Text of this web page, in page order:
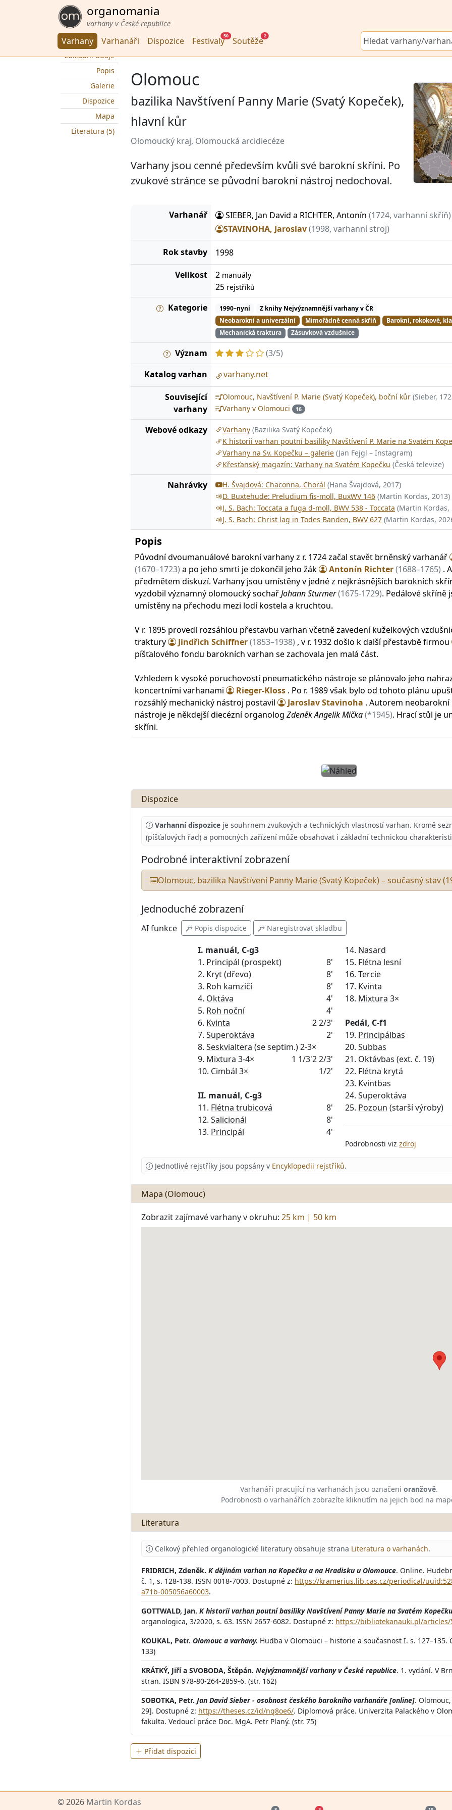
organomania
varhany v České republice
Varhany Varhanáři Dispozice Festivaly50 Soutěže2
Základní údaje
Popis
Galerie
Dispozice
Mapa
Literatura (5)
Olomouc
bazilika Navštívení Panny Marie (Svatý Kopeček),
hlavní kůr
Olomoucký kraj, Olomoucká arcidiecéze
Varhany jsou cenné především kvůli své barokní skříni. Po
zvukové stránce se původní barokní nástroj nedochoval.
Varhanář SIEBER, Jan David a RICHTER, Antonín (1724, varhanní skříň)
STAVINOHA, Jaroslav(1998, varhanní stroj)
Rok stavby 1998
Velikost 2 manuály
25 rejstříků
Kategorie 1990–nyní
Z knihy Nejvýznamnější varhany v ČR
Neobarokní a univerzální
Mimořádně cenná skříň
Barokní, rokokové,
Mechanická traktura
Zásuvková vzdušnice
Význam
(3/5)
Katalog varhan varhany.net
Související
varhany
Olomouc, Navštívení P. Marie (Svatý Kopeček), boční kůr (Sieber,
Varhany v Olomouci
16
Webové odkazy Varhany (Bazilika Svatý Kopeček)
K historii varhan poutní basiliky Navštívení P. Marie na Svatém
Varhany na Sv. Kopečku – galerie (Jan Fejgl – Instagram)
Křesťanský magazín: Varhany na Svatém Kopečku (Česká televize)
Nahrávky H. Švajdová: Chaconna, Chorál (Hana Švajdová, 2017)
D. Buxtehude: Preludium fis-moll, BuxWV 146 (Martin Kordas, 2013)
J. S. Bach: Toccata a fuga d-moll, BWV 538 - Toccata (Martin Kordas,
J. S. Bach: Christ lag in Todes Banden, BWV 627 (Martin Kordas,
Popis
Původní dvoumanuálové barokní varhany z r. 1724 začal stavět brněnský varhanář
(1670–1723) a po jeho smrti je dokončil jeho žák Antonín Richter(1688–1765) .
předmětem diskuzí. Varhany jsou umístěny v jedné z nejkrásnějších barokních
vyzdobil významný olomoucký sochařJohann Sturmer(1675-1729). Pedálové skříně
umístěny na přechodu mezi lodí kostela a kruchtou.
V r. 1895 provedl rozsáhlou přestavbu varhan včetně zavedení kuželkových
traktury
Jindřich Schiffner(1853–1938) , v r. 1932 došlo k další přestavbě firmou
píšťalového fondu barokních varhan se zachovala jen malá část.
Vzhledem k vysoké poruchovosti pneumatického nástroje se plánovalo jeho
koncertními varhanami
Rieger-Kloss . Po r. 1989 však bylo od tohoto plánu
rozsáhlý mechanický nástroj postavil
Jaroslav Stavinoha . Autorem neobarokní
nástroje je někdejší diecézní organolog Zdeněk Angelik Mička(*1945). Hrací stůl je
skříni.
PředchozíDalší
Dispozice
Varhanní dispozice je souhrnem zvukových a technických vlastností varhan. Kromě
(píšťalových řad) a pomocných zařízení může obsahovat i základní technickou
Podrobné interaktivní zobrazení
Olomouc, bazilika Navštívení Panny Marie (Svatý Kopeček) – současný stav
Jednoduché zobrazení
AIfunkce Popis dispozice Naregistrovat skladbu
I. manuál, C-g3
1. Principál (prospekt)
8'
2. Kryt(dřevo)
8'
3. Roh kamzičí
8'
4. Oktáva
4'
5. Roh noční
4'
6. Kvinta
2 2/3'
7. Superoktáva
2'
8. Seskvialtera (se septim.) 2-3×
2 2/3'
9. Mixtura 3-4×
1 1/3'
10. Cimbál 3× 1/2'
II. manuál, C-g3
11. Flétna trubicová
8'
12. Salicionál
8'
13. Principál 4'
14. Nasard
15. Flétna lesní
16. Tercie
17. Kvinta
18. Mixtura 3×
Pedál, C-f1
19. Principálbas
20. Subbas
21. Oktávbas (ext. č. 19)
22. Flétna krytá
23. Kvintbas
24. Superoktáva
25. Pozoun (starší výroby)
Podrobnosti viz zdroj
Jednotlivé rejstříky jsou popsány v Encyklopedii rejstříků.
Mapa (Olomouc)
Zobrazit zajímavé varhany v okruhu: 25 km | 50 km
Varhanáři pracující na varhanách jsou označeni oranžově.
Podrobnosti o varhanářích zobrazíte kliknutím na jejich bod na
Literatura
Celkový přehled organologické literatury obsahuje strana Literatura o varhanách.
FRIDRICH, Zdeněk. K dějinám varhan na Kopečku a na Hradisku u Olomouce. Online.
č. 1, s. 128-138. ISSN 0018-7003. Dostupné z: https://kramerius.lib.cas.cz/periodical/
a71b-005056a60003.
GOTTWALD, Jan. K historii varhan poutní basiliky Navštívení Panny Marie na Svatém
organologica, 3/2020, s. 63. ISSN 2657-6082. Dostupné z: https://bibliotekanauki.pl/articles/
KOUKAL, Petr. Olomouc a varhany. Hudba v Olomouci – historie a současnost I. s. 127–135.
133)
KRÁTKÝ, Jiří a SVOBODA, Štěpán. Nejvýznamnější varhany v České republice. 1. vydání. V
stran. ISBN 978-80-264-2859-6. (str. 162)
SOBOTKA, Petr. Jan David Sieber - osobnost českého barokního varhanáře [online].
29]. Dostupné z: https://theses.cz/id/nq8oe6/. Diplomová práce. Univerzita Palackého v
fakulta. Vedoucí práce Doc. MgA. Petr Planý. (str. 75)
Přidat dispozici
© 2026 Martin Kordas